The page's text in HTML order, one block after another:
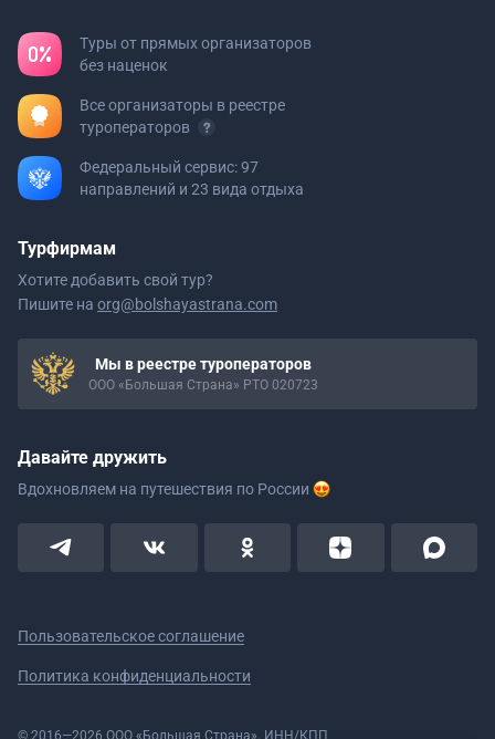
Туры от прямых организаторов
без наценок
Все организаторы в реестре
туроператоров
Федеральный сервис: 97
направлений и 23 вида отдыха
Турфирмам
Хотите добавить свой тур?
Пишите на org@bolshayastrana.com
Мы в реестре туроператоров
ООО «Большая Страна» РТО 020723
Давайте дружить
Вдохновляем на путешествия по России
Пользовательское соглашение
Политика конфиденциальности
© 2016—2026 ООО «Большая Страна». ИНН/КПП